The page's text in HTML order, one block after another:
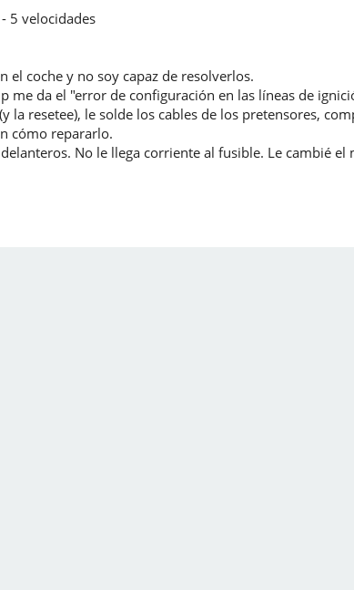
5 velocidades
el coche y no soy capaz de resolverlos.
me da el "error de configuración en las líneas de
la resetee), le solde los cables de los pretensores,
cómo repararlo.
No le llega corriente al fusible. Le cambié